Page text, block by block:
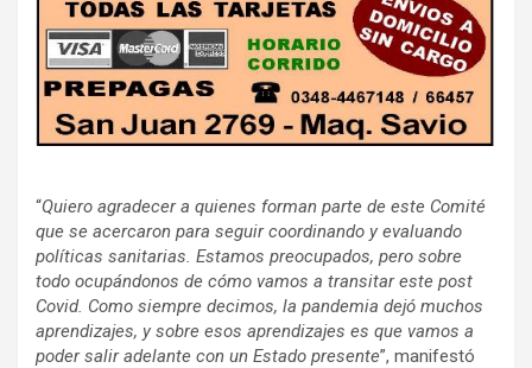
“Quiero agradecer a quienes forman parte de este Comité
que se acercaron para seguir coordinando y evaluando
políticas sanitarias. Estamos preocupados, pero sobre
todo ocupándonos de cómo vamos a transitar este post
Covid. Como siempre decimos, la pandemia dejó muchos
aprendizajes, y sobre esos aprendizajes es que vamos a
poder salir adelante con un Estado presente”, manifestó